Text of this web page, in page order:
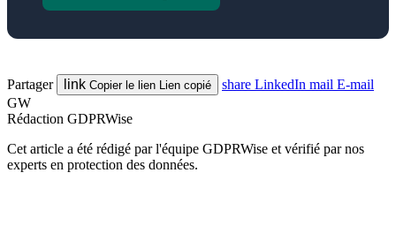
Partager link Copier le lien Lien copié share LinkedIn mail E-mail
GW
Rédaction GDPRWise
Cet article a été rédigé par l'équipe GDPRWise et vérifié par nos
experts en protection des données.